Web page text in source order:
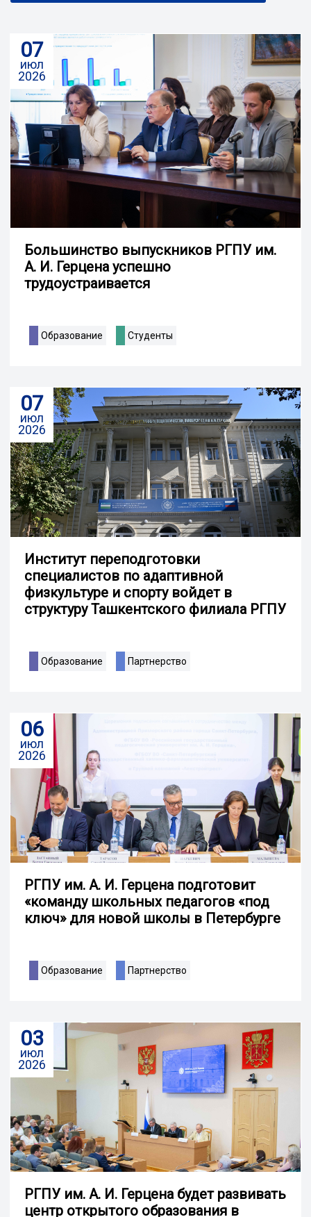
07
июл
2026
Большинство выпускников РГПУ им.
А. И. Герцена успешно
трудоустраивается
Образование Студенты
07
июл
2026
Институт переподготовки
специалистов по адаптивной
физкультуре и спорту войдет в
структуру Ташкентского филиала РГПУ
Образование Партнерство
06
июл
2026
РГПУ им. А. И. Герцена подготовит
«команду школьных педагогов «под
ключ» для новой школы в Петербурге
Образование Партнерство
03
июл
2026
РГПУ им. А. И. Герцена будет развивать
центр открытого образования в